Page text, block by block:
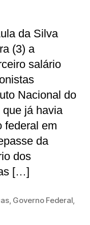
da Silva
(3) a
salário
Nacional do
já havia
federal em
da
dos
[…]
, Governo Federal,